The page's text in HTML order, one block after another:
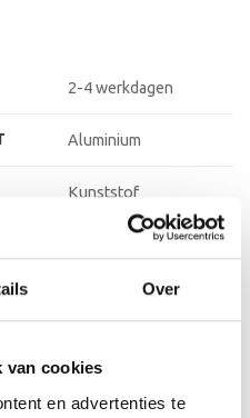
Over
van cookies
en advertenties te
2-4 werkdagen
Aluminium
Kunststof
30 leestekens
23 cm, 25 cm, 27 cm